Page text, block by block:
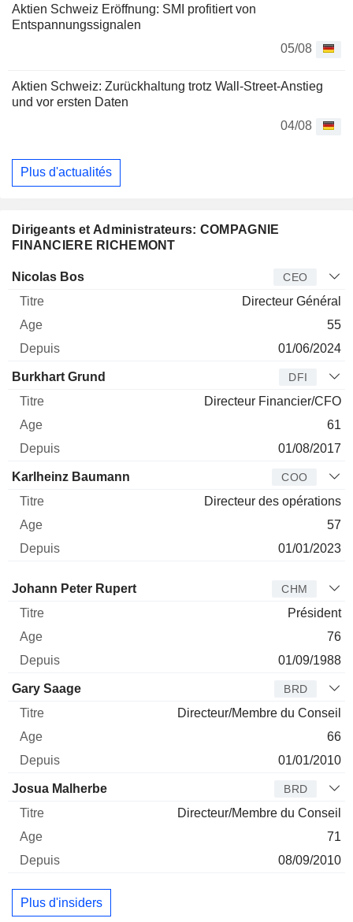
Aktien Schweiz Eröffnung: SMI profitiert von
Entspannungssignalen
05/08
Aktien Schweiz: Zurückhaltung trotz Wall-Street-Anstieg
und vor ersten Daten
04/08
Plus d'actualités
Dirigeants et Administrateurs: COMPAGNIE
FINANCIERE RICHEMONT
Dirigeant Titre
Nicolas Bos CEO
Directeur Général
55
01/06/2024
Burkhart Grund DFI
Directeur Financier/CFO
61
01/08/2017
Karlheinz Baumann COO
Directeur des opérations
57
01/01/2023
Administrateur Titre Age
Johann Peter Rupert CHM
Président
76
01/09/1988
Gary Saage BRD
Directeur/Membre du Conseil
66
01/01/2010
Josua Malherbe BRD
Directeur/Membre du Conseil
71
08/09/2010
Plus d'insiders